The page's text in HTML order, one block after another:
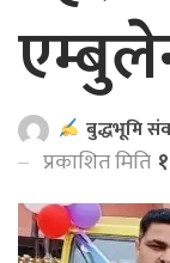
बुद्धभूमि
प्रकाशित मिति